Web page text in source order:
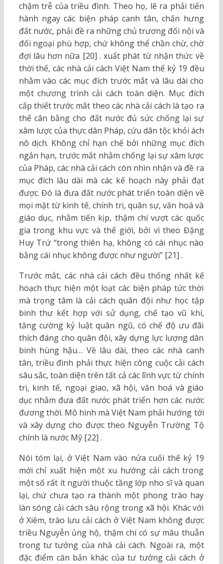
chậm trễ của triều đình. Theo họ, lẽ ra phải tiến
hành ngay các biện pháp canh tân, chấn hưng
đất nước, phải đề ra những chủ trương đối nội và
đối ngoại phù hợp, chứ không thể chần chừ, chờ
đợi lâu hơn nữa [20] . xuất phát từ nhận thức về
thời thế, các nhà cải cách Việt Nam thế kỷ 19 đều
nhằm vào các mục đích trước mắt và lâu dài cho
một chương trình cải cách toàn diện. Mục đích
cấp thiết trước mắt theo các nhà cải cách là tạo ra
thế cân bằng cho đất nước đủ sức chống lại sự
xâm lược của thực dân Pháp, cứu dân tộc khỏi ách
nô dịch. Không chỉ hạn chế bởi những mục đích
ngắn hạn, trước mắt nhằm chống lại sự xâm lược
của Pháp, các nhà cải cách còn nhìn nhận và đề ra
mục đích lâu dài mà các kế hoạch này phải đạt
được. Đó là đưa đất nước phát triển toàn diện về
mọi mặt từ kinh tế, chính trị, quân sự, văn hoá và
giáo dục, nhằm tiến kịp, thậm chí vượt các quốc
gia trong khu vực và thế giới, bởi vì theo Đặng
Huy Trứ “trong thiên hạ, không có cái nhục nào
bằng cái nhục không được như người” [21] .
Trước mắt, các nhà cải cách đều thống nhất kế
hoạch thực hiện một loạt các biện pháp tức thời
mà trọng tâm là cải cách quân đội như học tập
binh thư kết hợp với sử dụng, chế tạo vũ khí,
tăng cường kỷ luật quân ngũ, có chế độ ưu đãi
thích đáng cho quân đội, xây dựng lực lượng dân
binh hùng hậu… Về lâu dài, theo các nhà canh
tân, triều đình phải thực hiện công cuộc cải cách
sâu sắc, toàn diện trên tất cả các lĩnh vực từ chính
trị, kinh tế, ngoại giao, xã hội, văn hoá và giáo
dục nhằm đưa đất nước phát triển hơn các nước
đương thời. Mô hình mà Việt Nam phải hướng tới
và xây dựng cho được theo Nguyễn Trường Tộ
chính là nước Mỹ [22] .
Nói tóm lại, ở Việt Nam vào nửa cuối thế kỷ 19
mới chỉ xuất hiện một xu hướng cải cách trong
một số rất ít người thuộc tầng lớp nho sĩ và quan
lại, chứ chưa tạo ra thành một phong trào hay
làn sóng cải cách sâu rộng trong xã hội. Khác với
ở Xiêm, trào lưu cải cách ở Việt Nam không được
triều Nguyễn ủng hộ, thậm chí có sự mâu thuẫn
trong tư tưởng của nhà cải cách. Ngoài ra, một
đặc điểm căn bản khác của tư tưởng cải cách ở